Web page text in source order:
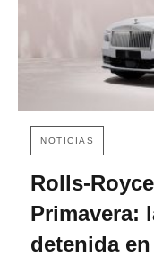
NOTICIAS
Rolls-
Primavera:
detenida